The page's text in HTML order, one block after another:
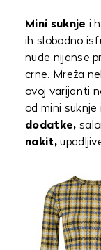
Mini suknje i
ih slobodno
nude nijanse
crne. Mreža
ovoj varijanti
od mini suknje
dodatke,
nakit,